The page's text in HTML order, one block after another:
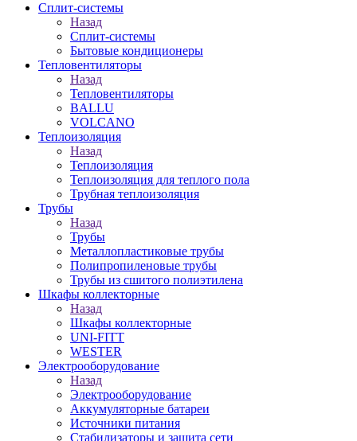
Сплит-системы
Назад
Сплит-системы
Бытовые кондиционеры
Тепловентиляторы
Назад
Тепловентиляторы
BALLU
VOLCANO
Теплоизоляция
Назад
Теплоизоляция
Теплоизоляция для теплого пола
Трубная теплоизоляция
Трубы
Назад
Трубы
Металлопластиковые трубы
Полипропиленовые трубы
Трубы из сшитого полиэтилена
Шкафы коллекторные
Назад
Шкафы коллекторные
UNI-FITT
WESTER
Электрооборудование
Назад
Электрооборудование
Аккумуляторные батареи
Источники питания
Стабилизаторы и защита сети